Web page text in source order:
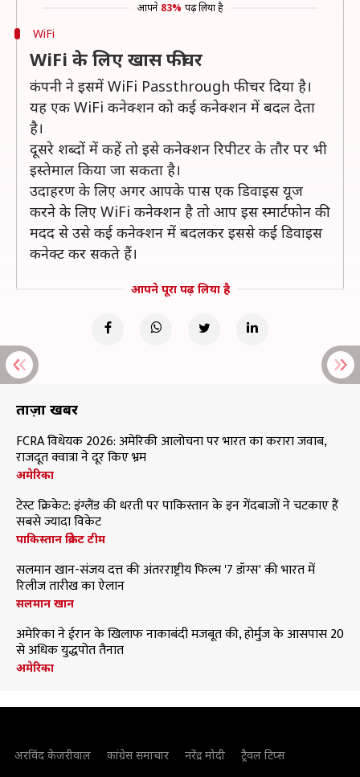
आपने 83% पढ़ लिया है
WiFi
WiFi के लिए खास फीचर
कंपनी ने इसमें WiFi Passthrough फीचर दिया है।
यह एक WiFi कनेक्शन को कई कनेक्शन में बदल देता
है।
दूसरे शब्दों में कहें तो इसे कनेक्शन रिपीटर के तौर पर भी
इस्तेमाल किया जा सकता है।
उदाहरण के लिए अगर आपके पास एक डिवाइस यूज
करने के लिए WiFi कनेक्शन है तो आप इस स्मार्टफोन की
मदद से उसे कई कनेक्शन में बदलकर इससे कई डिवाइस
कनेक्ट कर सकते हैं।
आपने पूरा पढ़ लिया है
ताज़ा खबरें
FCRA विधेयक 2026: अमेरिकी आलोचना पर भारत का करारा जवाब,
राजदूत क्वात्रा ने दूर किए भ्रम
अमेरिका
टेस्ट क्रिकेट: इंग्लैंड की धरती पर पाकिस्तान के इन गेंदबाजों ने चटकाए हैं
सबसे ज्यादा विकेट
पाकिस्तान क्रिकेट टीम
सलमान खान-संजय दत्त की अंतरराष्ट्रीय फिल्म '7 डॉग्स' की भारत में
रिलीज तारीख का ऐलान
सलमान खान
अमेरिका ने ईरान के खिलाफ नाकाबंदी मजबूत की, होर्मुज के आसपास 20
से अधिक युद्धपोत तैनात
अमेरिका
अरविंद केजरीवाल कांग्रेस समाचार नरेंद्र मोदी ट्रैवल टिप्स